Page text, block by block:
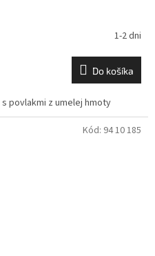
1-2 dni
Do košíka
povlakmi z umelej hmoty
Kód: 94 10 185